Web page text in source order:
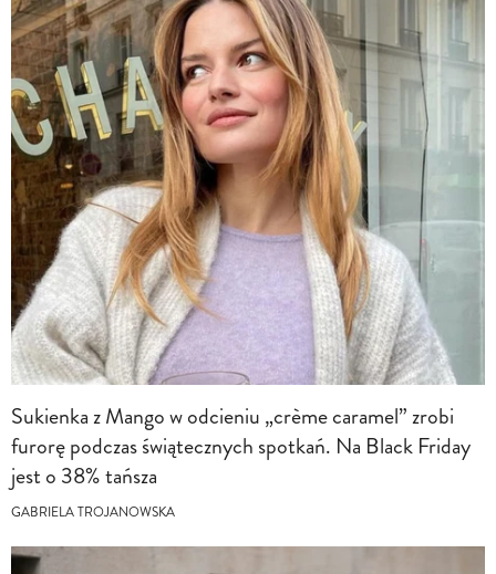
Sukienka z Mango w odcieniu „crème caramel” zrobi
furorę podczas świątecznych spotkań. Na Black Friday
jest o 38% tańsza
GABRIELA TROJANOWSKA